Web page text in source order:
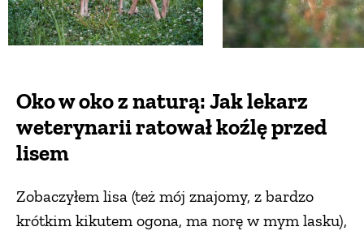
Oko w oko z naturą: Jak lekarz
weterynarii ratował koźlę przed
lisem
Zobaczyłem lisa (też mój znajomy, z bardzo
krótkim kikutem ogona, ma norę w mym lasku),